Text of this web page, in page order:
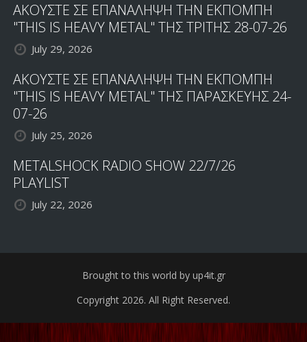
ΑΚΟΥΣΤΕ ΣΕ ΕΠΑΝΑΛΗΨΗ ΤΗΝ ΕΚΠΟΜΠΗ
"THIS IS HEAVY METAL" ΤΗΣ ΤΡΙΤΗΣ 28-07-26
July 29, 2026
ΑΚΟΥΣΤΕ ΣΕ ΕΠΑΝΑΛΗΨΗ ΤΗΝ ΕΚΠΟΜΠΗ
"THIS IS HEAVY METAL" ΤΗΣ ΠΑΡΑΣΚΕΥΗΣ 24-
07-26
July 25, 2026
METALSHOCK RADIO SHOW 22/7/26
PLAYLIST
July 22, 2026
Brought to this world by up4it.gr
Copyright 2026. All Right Reserved.